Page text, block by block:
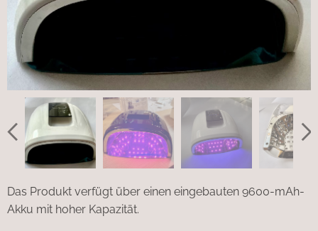
Das Produkt verfügt über einen eingebauten 9600-mAh-
Akku mit hoher Kapazität.